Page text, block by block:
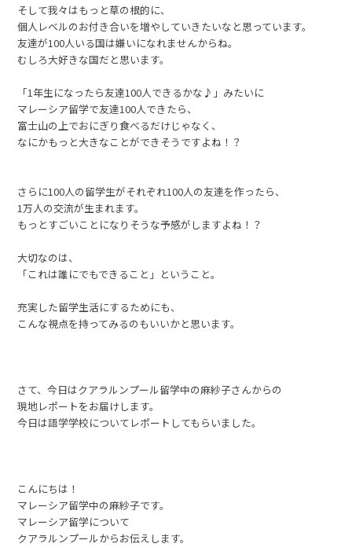
そして我々はもっと草の根的に、
個人レベルのお付き合いを増やしていきたいなと思っています。
友達が100人いる国は嫌いになれませんからね。
むしろ大好きな国だと思います。
「1年生になったら友達100人できるかな♪」みたいに
マレーシア留学で友達100人できたら、
富士山の上でおにぎり食べるだけじゃなく、
なにかもっと大きなことができそうですよね！？
さらに100人の留学生がそれぞれ100人の友達を作ったら、
1万人の交流が生まれます。
もっとすごいことになりそうな予感がしますよね！？
大切なのは、
「これは誰にでもできること」ということ。
充実した留学生活にするためにも、
こんな視点を持ってみるのもいいかと思います。
さて、今日はクアラルンプール留学中の麻紗子さんからの
現地レポートをお届けします。
今日は語学学校についてレポートしてもらいました。
こんにちは！
マレーシア留学中の麻紗子です。
マレーシア留学について
クアラルンプールからお伝えします。